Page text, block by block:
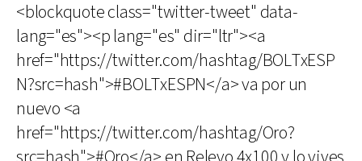
<blockquote class="twitter-tweet" data-
lang="es"><p lang="es" dir="ltr"><a
href="https://twitter.com/hashtag/BOLTxESP
N?src=hash">#BOLTxESPN</a> va por un
nuevo <a
href="https://twitter.com/hashtag/Oro?